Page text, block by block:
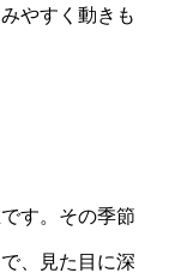
やすく動きも
す。その季節
、見た目に深